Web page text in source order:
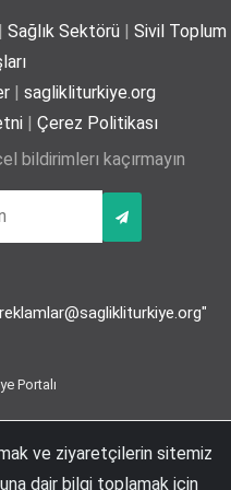
5 önemli öneri
Sağlık Sektörü
Sivil Toplum
saglikliturkiye.org
| Çerez Politikası
bildirimlerı kaçırmayın
Portalı
2-A Maya Akar Şişli, İstanbul | +90
66
ve ziyaretçilerin sitemiz
dair bilgi toplamak için